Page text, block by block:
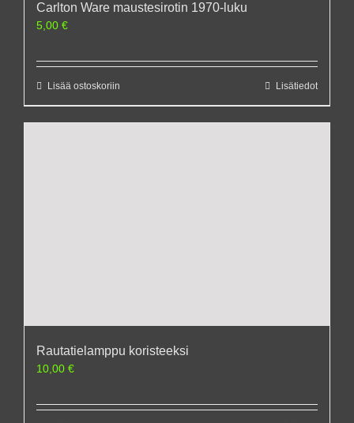
Carlton Ware maustesirotin 1970-luku
5,00 €
Lisää ostoskoriin Lisätiedot
Rautatielamppu koristeeksi
10,00 €